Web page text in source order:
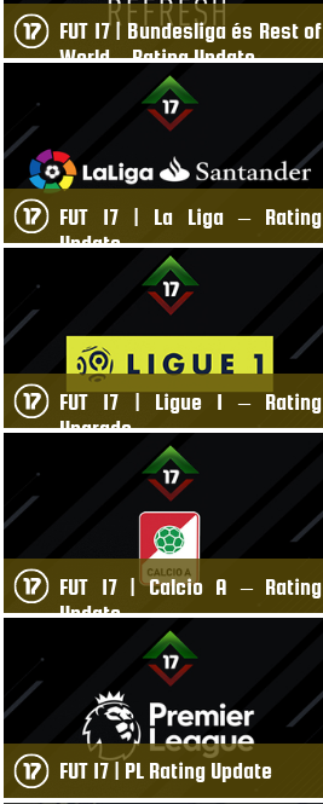
FUT 17 | Bundesliga és Rest of
World – Rating Update
FUT 17 | La Liga – Rating
Update
FUT 17 | Ligue 1 – Rating
Upgrade
FUT 17 | Calcio A – Rating
Update
FUT 17 | PL Rating Update